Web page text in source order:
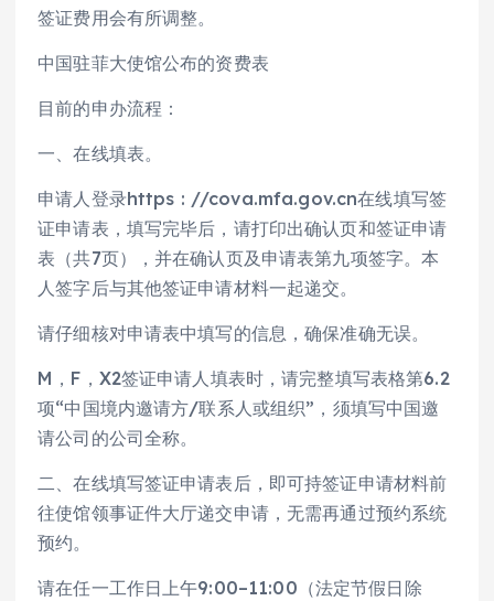
签证费用会有所调整。
中国驻菲大使馆公布的资费表
目前的申办流程：
一、在线填表。
申请人登录https : //cova.mfa.gov.cn在线填写签
证申请表，填写完毕后，请打印出确认页和签证申请
表（共7页），并在确认页及申请表第九项签字。本
人签字后与其他签证申请材料一起递交。
请仔细核对申请表中填写的信息，确保准确无误。
M，F，X2签证申请人填表时，请完整填写表格第6.2
项“中国境内邀请方/联系人或组织”，须填写中国邀
请公司的公司全称。
二、在线填写签证申请表后，即可持签证申请材料前
往使馆领事证件大厅递交申请，无需再通过预约系统
预约。
请在任一工作日上午9:00–11:00（法定节假日除